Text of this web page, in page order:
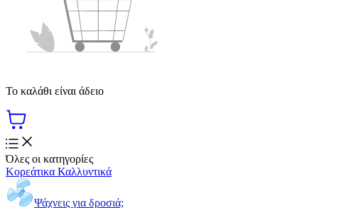
Το καλάθι είναι άδειο
Όλες οι κατηγορίες
Κορεάτικα Καλλυντικά
Ψάχνεις για δροσιά;